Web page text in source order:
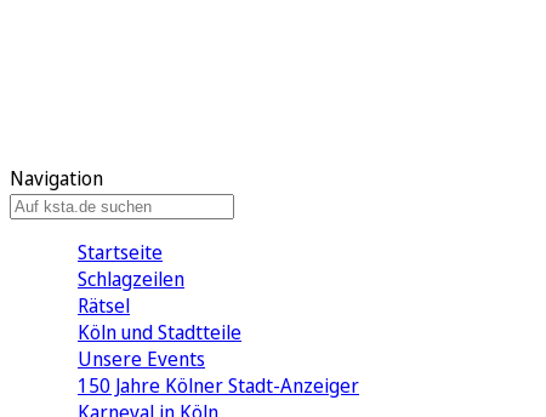
Navigation
Startseite
Schlagzeilen
Rätsel
Köln und Stadtteile
Unsere Events
150 Jahre Kölner Stadt-Anzeiger